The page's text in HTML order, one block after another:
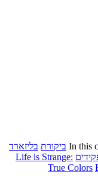
In this ביקורת בליזארד
Life is Strange:
True Colors